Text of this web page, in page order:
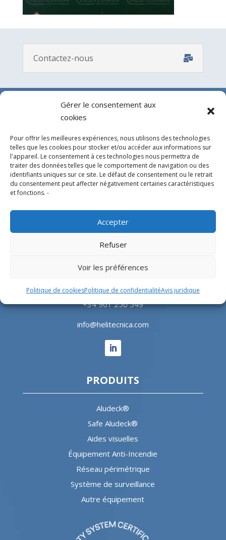
Gérer le consentement aux
cookies
Pour offrir les meilleures expériences, nous utilisons des technologies
telles que les cookies pour stocker et/ou accéder aux informations sur
l'appareil. Le consentement à ces technologies nous permettra de
traiter des données telles que le comportement de navigation ou des
identifiants uniques sur ce site. Le défaut de consentement ou le retrait
du consentement peut affecter négativement certaines caractéristiques
et fonctions. -
Accepter
Refuser
Voir les préférences
Politique de cookiesPolitique de confidentialitéAvis juridique
Contactez-nous
Experts en conception, fabrication et fourniture
d’hélistations en aluminium et d’équipements
correspondants pour l’industrie offshore et le
secteur hospitalier.
SIÈGE SOCIAL
Bétera, Valencia, Spain
+34 961 250 549
info@helitecnica.com
PRODUITS
Aludeck®
Safe Aludeck®
Aides visuelles
Équipement Anti-Incendie
Réseau périmétrique
Système de surveillance
Autre équipement